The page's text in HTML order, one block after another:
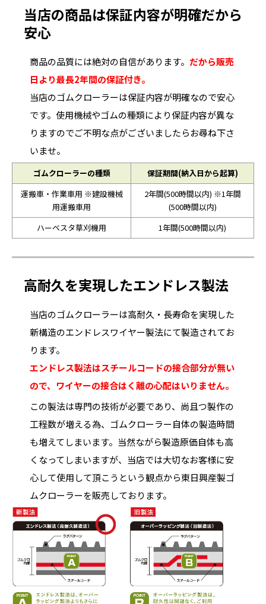
当店の商品は保証内容が明確だから
安心
商品の品質には絶対の自信があります。 だから販売
日より最長2年間の保証付き。
当店のゴムクローラーは保証内容が明確なので安心
です。使用機械やゴムの種類により保証内容が異な
りますのでご不明な点がございましたらお尋ね下さ
いませ。
ゴムクローラーの種類
保証期間(納入日から起算)
運搬車・作業車用 ※建設機械
用運搬車用
2年間(500時間以内) ※1年間
(500時間以内)
ハーベスタ草刈機用
1年間(500時間以内)
高耐久を実現したエンドレス製法
当店のゴムクローラーは高耐久・長寿命を実現した
新構造のエンドレスワイヤー製法にて製造されてお
ります。
エンドレス製法はスチールコードの接合部分が無い
ので、ワイヤーの接合はく離の心配はいりません。
この製法は専門の技術が必要であり、尚且つ製作の
工程数が増える為、ゴムクローラー自体の製造時間
も増えてしまいます。当然ながら製造原価自体も高
くなってしまいますが、当店では大切なお客様に安
心して使用して頂こうという観点から東日興産製ゴ
ムクローラーを販売しております。